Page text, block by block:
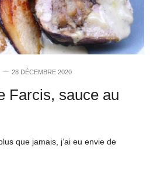
28 DÉCEMBRE 2020
Farcis, sauce au
que jamais, j’ai eu envie de